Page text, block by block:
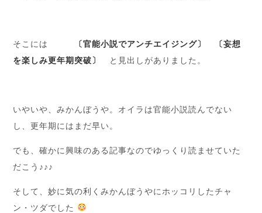
そこには
〔官能小説でアンチエイジング〕 〔妄想
を楽しみ更年期突破〕
と見出しがありました。
いやいや、みかんぼうや。オイラは官能小説読んでない
し、更年期にはまだ早い。
でも、確かに興味のある記事なのでゆっくり読ませていた
だこう♪♪♪
そして、妙に気の利くみかんぼうやにホッコリしたチャ
ン・ツダでした